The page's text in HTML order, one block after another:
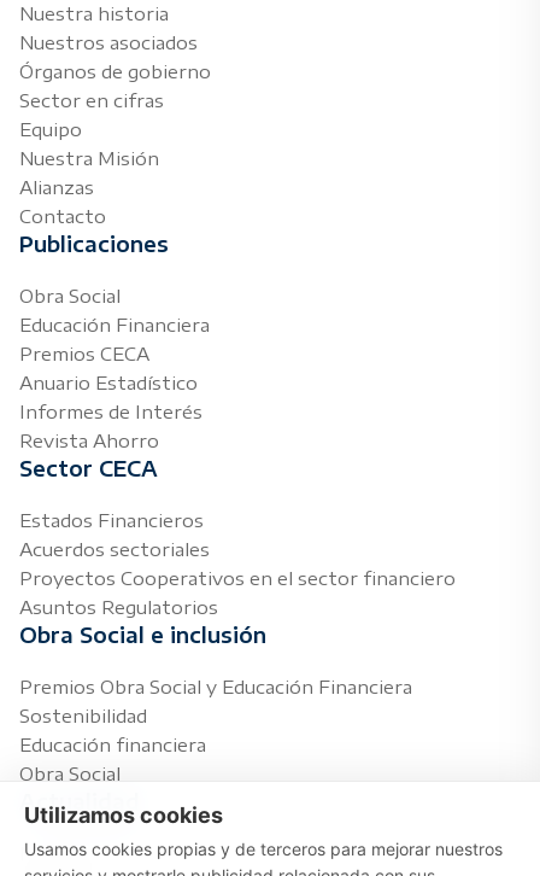
Nuestra historia
Nuestros asociados
Órganos de gobierno
Sector en cifras
Equipo
Nuestra Misión
Alianzas
Contacto
Publicaciones
Obra Social
Educación Financiera
Premios CECA
Anuario Estadístico
Informes de Interés
Revista Ahorro
Sector CECA
Estados Financieros
Acuerdos sectoriales
Proyectos Cooperativos en el sector financiero
Asuntos Regulatorios
Obra Social e inclusión
Premios Obra Social y Educación Financiera
Sostenibilidad
Educación financiera
Obra Social
Actualidad
Notas de prensa
Utilizamos cookies
Usamos cookies propias y de terceros para mejorar nuestros